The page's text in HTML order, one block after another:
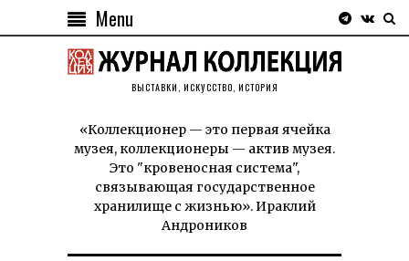
Menu
ВЫСТАВКИ, ИСКУССТВО, ИСТОРИЯ
«Коллекционер — это первая ячейка
музея, коллекционеры — актив музея.
Это "кровеносная система",
связывающая государственное
хранилище с жизнью». Ираклий
Андроников